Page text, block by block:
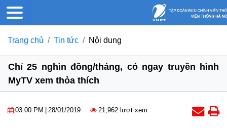
Trang chủ Tin tức Nội dung
Chỉ 25 nghìn đồng/tháng, có ngay truyền hình
MyTV xem thỏa thích
03:00 PM 28/01/2019 21,962 lượt xem